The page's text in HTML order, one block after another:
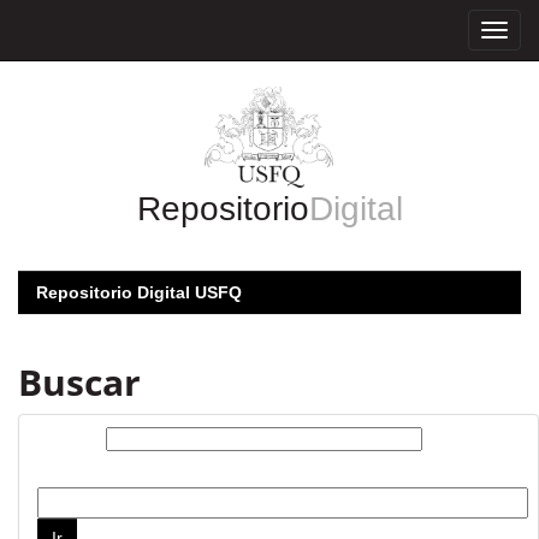
RepositorioDigital
Repositorio Digital USFQ
Buscar